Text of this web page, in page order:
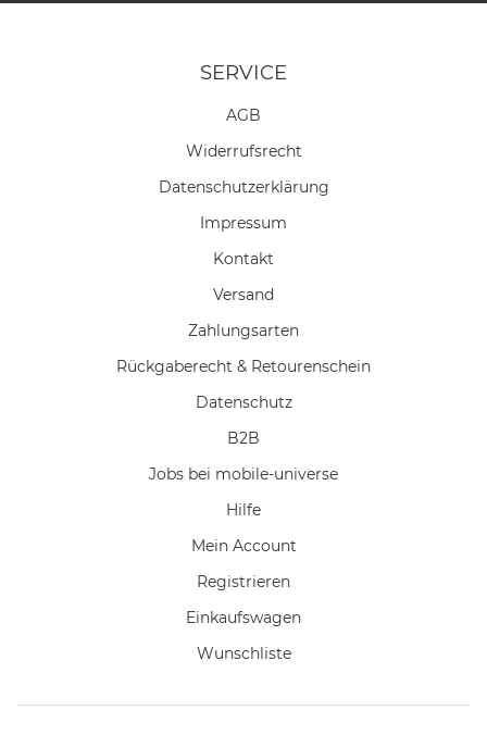
SERVICE
AGB
Widerrufs­recht
Daten­schutz­erklärung
Impressum
Kontakt
Versand
Zahlungsarten
Rückgaberecht & Retourenschein
Datenschutz
B2B
Jobs bei mobile-universe
Hilfe
Mein Account
Registrieren
Einkaufswagen
Wunschliste